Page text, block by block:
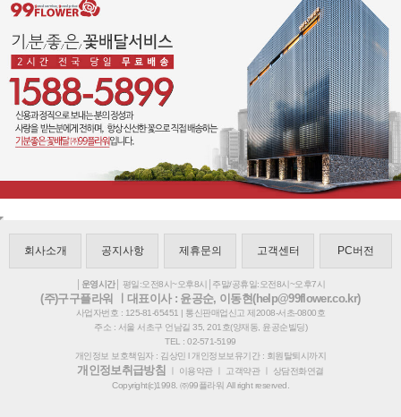
회사소개 공지사항 제휴문의 고객센터 PC버전
│운영시간│ 평일:오전8시~오후8시│주말/공휴일:오전8시~오후7시
(주)구구플라워 ㅣ대표이사 : 윤공순, 이동현(help@99flower.co.kr)
사업자번호 : 125-81-65451 | 통신판매업신고 제2008-서초-0800호
주소 : 서울 서초구 언남길 35, 201호(양재동, 윤공순빌딩)
TEL : 02-571-5199
개인정보 보호책임자 : 김상민 l 개인정보보유기간 : 회원탈퇴시까지
개인정보취급방침 이용약관ㅣ 고객약관ㅣ
상담전화연결
Copyright(c)1998. ㈜99플라워 All right reserved.